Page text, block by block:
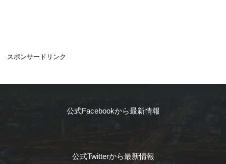
スポンサードリンク
公式Facebookから最新情報
公式Twitterから最新情報